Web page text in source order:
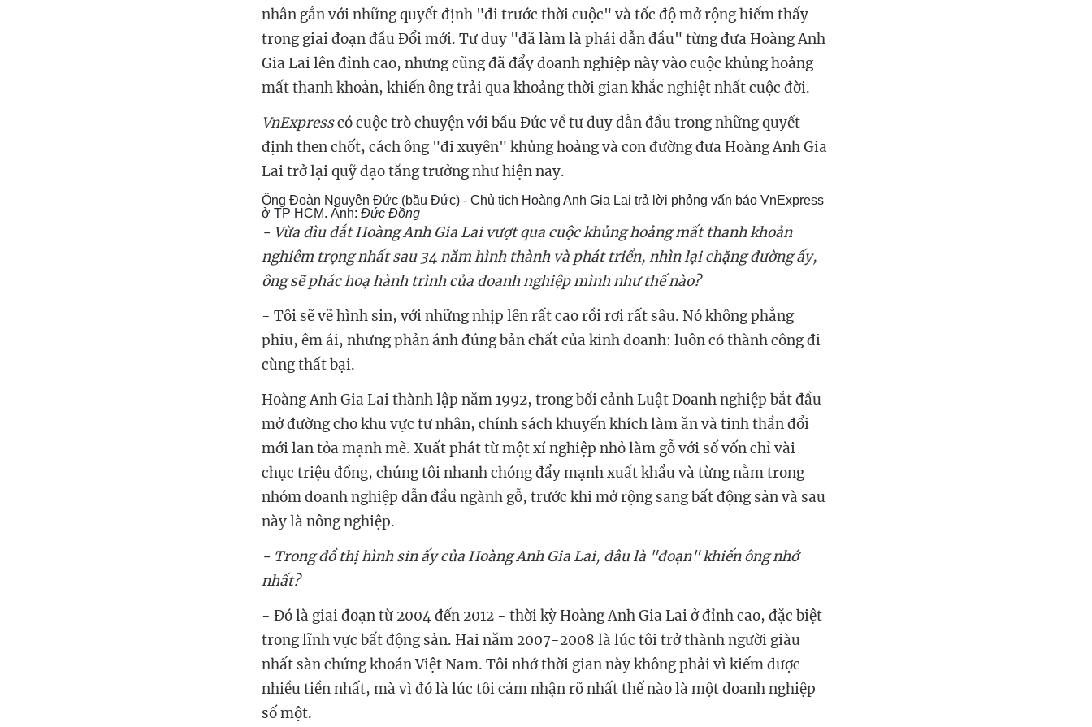
nhân gắn với những quyết định "đi trước thời cuộc" và tốc độ mở rộng hiếm thấy
trong giai đoạn đầu Đổi mới. Tư duy "đã làm là phải dẫn đầu" từng đưa Hoàng Anh
Gia Lai lên đỉnh cao, nhưng cũng đã đẩy doanh nghiệp này vào cuộc khủng hoảng
mất thanh khoản, khiến ông trải qua khoảng thời gian khắc nghiệt nhất cuộc đời.
VnExpresscó cuộc trò chuyện với bầu Đức về tư duy dẫn đầu trong những quyết
định then chốt, cách ông "đi xuyên" khủng hoảng và con đường đưa Hoàng Anh Gia
Lai trở lại quỹ đạo tăng trưởng như hiện nay.
Ông Đoàn Nguyên Đức (bầu Đức) - Chủ tịch Hoàng Anh Gia Lai trả lời phỏng vấn báo VnExpress
ở TP HCM. Ảnh: Đức Đồng
- Vừa dìu dắt Hoàng Anh Gia Lai vượt qua cuộc khủng hoảng mất thanh khoản
nghiêm trọng nhất sau 34 năm hình thành và phát triển, nhìn lại chặng đường ấy,
ông sẽ phác hoạ hành trình của doanh nghiệp mình như thế nào?
- Tôi sẽ vẽ hình sin, với những nhịp lên rất cao rồi rơi rất sâu. Nó không phẳng
phiu, êm ái, nhưng phản ánh đúng bản chất của kinh doanh: luôn có thành công đi
cùng thất bại.
Hoàng Anh Gia Lai thành lập năm 1992, trong bối cảnh Luật Doanh nghiệp bắt đầu
mở đường cho khu vực tư nhân, chính sách khuyến khích làm ăn và tinh thần đổi
mới lan tỏa mạnh mẽ. Xuất phát từ một xí nghiệp nhỏ làm gỗ với số vốn chỉ vài
chục triệu đồng, chúng tôi nhanh chóng đẩy mạnh xuất khẩu và từng nằm trong
nhóm doanh nghiệp dẫn đầu ngành gỗ, trước khi mở rộng sang bất động sản và sau
này là nông nghiệp.
- Trong đồ thị hình sin ấy của Hoàng Anh Gia Lai, đâu là "đoạn" khiến ông nhớ
nhất?
- Đó là giai đoạn từ 2004 đến 2012 - thời kỳ Hoàng Anh Gia Lai ở đỉnh cao, đặc biệt
trong lĩnh vực bất động sản. Hai năm 2007-2008 là lúc tôi trở thành người giàu
nhất sàn chứng khoán Việt Nam. Tôi nhớ thời gian này không phải vì kiếm được
nhiều tiền nhất, mà vì đó là lúc tôi cảm nhận rõ nhất thế nào là một doanh nghiệp
số một.